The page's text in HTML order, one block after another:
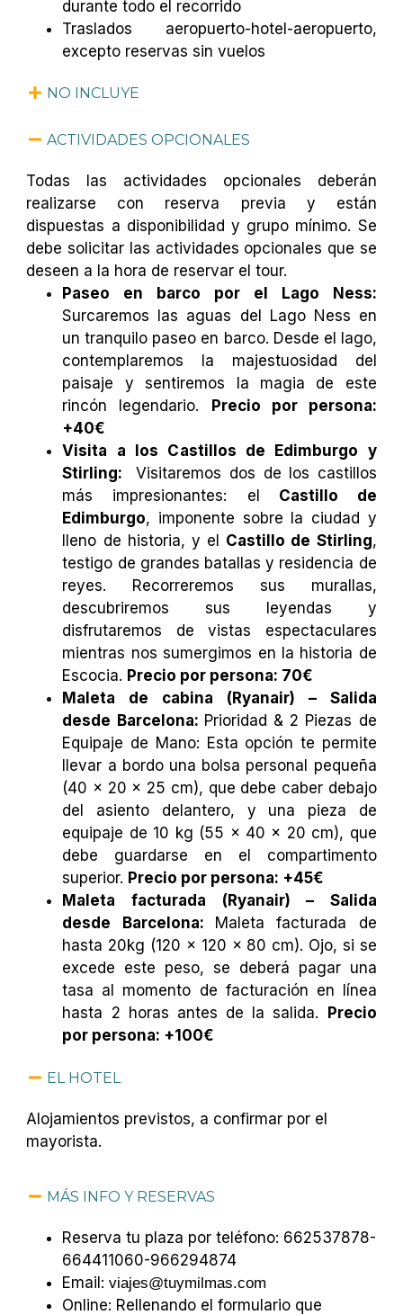
durante todo el recorrido
Traslados aeropuerto-hotel-aeropuerto,
excepto reservas sin vuelos
NO INCLUYE
ACTIVIDADES OPCIONALES
Todas las actividades opcionales deberán
realizarse con reserva previa y están
dispuestas a disponibilidad y grupo mínimo. Se
debe solicitar las actividades opcionales que se
deseen a la hora de reservar el tour.
Paseo en barco por el Lago Ness:
Surcaremos las aguas del Lago Ness en
un tranquilo paseo en barco. Desde el lago,
contemplaremos la majestuosidad del
paisaje y sentiremos la magia de este
rincón legendario.
Precio por persona:
+40€
Visita a los Castillos de Edimburgo y
Stirling:Visitaremos dos de los castillos
más impresionantes: el
Castillo de
Edimburgo, imponente sobre la ciudad y
lleno de historia, y el Castillo de Stirling,
testigo de grandes batallas y residencia de
reyes. Recorreremos sus murallas,
descubriremos sus leyendas y
disfrutaremos de vistas espectaculares
mientras nos sumergimos en la historia de
Escocia. Precio por persona: 70€
Maleta de cabina (Ryanair) – Salida
desde Barcelona: Prioridad & 2 Piezas de
Equipaje de Mano: Esta opción te permite
llevar a bordo una bolsa personal pequeña
(40 x 20 x 25 cm), que debe caber debajo
del asiento delantero, y una pieza de
equipaje de 10 kg (55 x 40 x 20 cm), que
debe guardarse en el compartimento
superior. Precio por persona: +45€
Maleta facturada (Ryanair) – Salida
desde Barcelona: Maleta facturada de
hasta 20kg (120 x 120 x 80 cm). Ojo, si se
excede este peso, se deberá pagar una
tasa al momento de facturación en línea
hasta 2 horas antes de la salida.
Precio
por persona: +100€
EL HOTEL
Alojamientos previstos, a confirmar por el
mayorista.
MÁS INFO Y RESERVAS
Reserva tu plaza por teléfono: 662537878-
664411060-966294874
Email:viajes@tuymilmas.com
Online: Rellenando el formulario que